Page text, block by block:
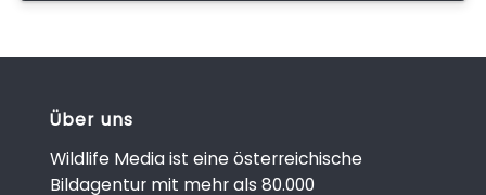
Über uns
Wildlife Media ist eine österreichische
Bildagentur mit mehr als 80.000